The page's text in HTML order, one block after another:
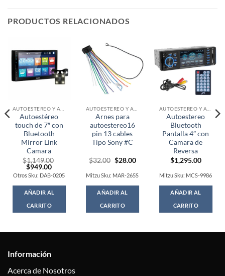
PRODUCTOS RELACIONADOS
Autoestéreo
touch de 7″ con
Bluetooth
Mirror Link
Camara
$1,149.00
Original
price
was:
$1,149.00.
$949.00Current
price
is:
$949.00.
Otros Sku: DAB-0205
AÑADIR AL
CARRITO
Arnes para
autoestereo16
pin 13 cables
Tipo Sony #C
$32.00 Original
price
was:
$32.00.
$28.00Current
is:
$28.00.
Mitzu Sku: MAR-265S
AÑADIR AL
CARRITO
Autoestereo
Bluetooth
Pantalla 4″ con
Camara de
Reversa
$1,295.00
Mitzu Sku: MCS-9986
AÑADIR AL
CARRITO
Información
Acerca de Nosotros